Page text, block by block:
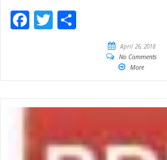
Facebook
Twitter
April 26, 2018
No Comments
More